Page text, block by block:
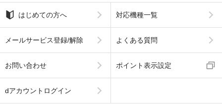
はじめての方へ 対応機種一覧
メールサービス登録/解除 よくある質問
お問い合わせ ポイント表示設定
dアカウントログイン